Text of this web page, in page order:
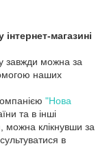
магазині
завжди можна за
наших
"Нова
та в інші
можна клікнувши за
в